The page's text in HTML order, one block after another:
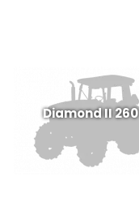
Diamond II 260